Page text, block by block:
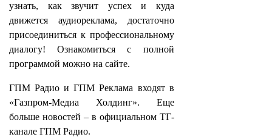
узнать, как звучит успех и куда
движется аудиореклама, достаточно
присоединиться к профессиональному
диалогу! Ознакомиться с полной
программой можно на сайте.
ГПМ Радио и ГПМ Реклама входят в
«Газпром-Медиа Холдинг». Еще
больше новостей – в официальном ТГ-
канале ГПМ Радио.